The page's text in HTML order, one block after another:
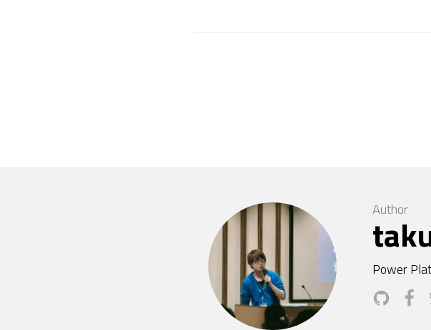
Author
Power